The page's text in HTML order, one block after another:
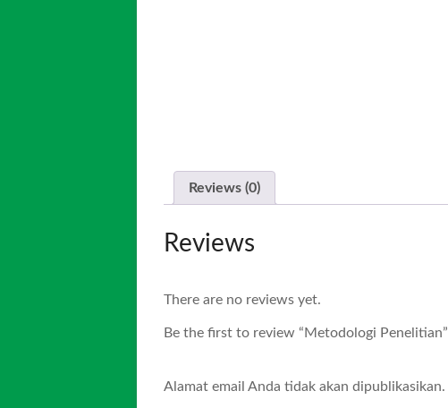
Reviews (0)
Reviews
There are no reviews yet.
Be the first to review “Metodologi Penelitian”
Alamat email Anda tidak akan dipublikasikan.